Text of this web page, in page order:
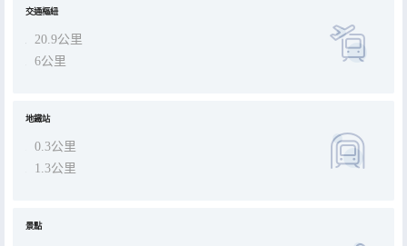
誠服務，酒店將引領國內外賓客走進温馨而神祕的世界屋脊之境。
交通樞紐
20.9公里
6公里
地鐵站
0.3公里
1.3公里
景點